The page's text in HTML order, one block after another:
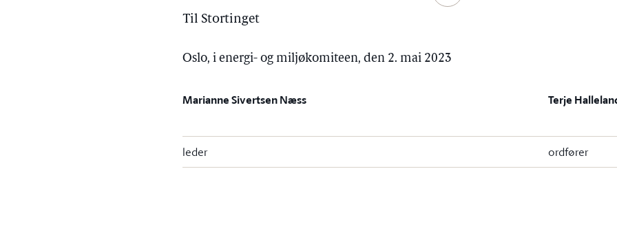
Til Stortinget
Oslo, i energi- og miljøkomiteen, den 2. mai 2023
Marianne Sivertsen Næss Terje
leder ordfører